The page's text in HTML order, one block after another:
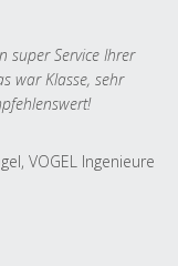
super Service Ihrer
war Klasse, sehr
VOGEL Ingenieure